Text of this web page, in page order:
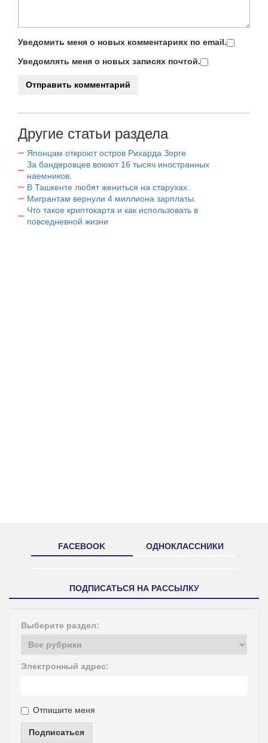
Уведомить меня о новых комментариях по email.
Уведомлять меня о новых записях почтой.
Другие статьи раздела
Японцам откроют остров Рихарда Зорге
За бандеровцев воюют 16 тысяч иностранных
наемников.
В Ташкенте любят жениться на старухах.
Мигрантам вернули 4 миллиона зарплаты.
Что такое криптокарта и как использовать в
повседневной жизни
FACEBOOK ОДНОКЛАССНИКИ
ПОДПИСАТЬСЯ НА РАССЫЛКУ
Выберите раздел:
Электронный адрес:
Отпишите меня
Подписаться